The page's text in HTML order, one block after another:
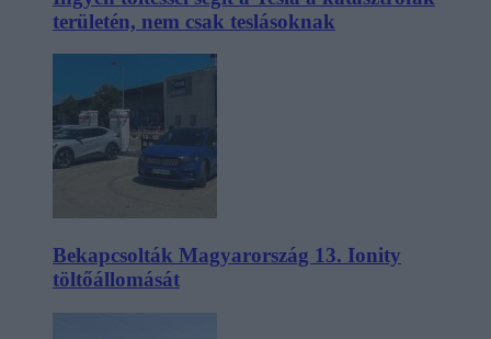
területén, nem csak teslásoknak
Bekapcsolták Magyarország 13. Ionity
töltőállomását